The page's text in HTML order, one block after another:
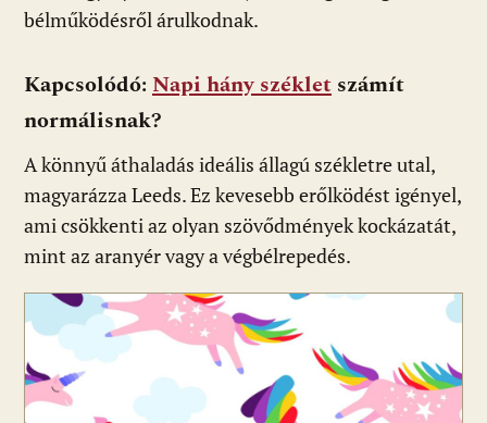
bélműködésről árulkodnak.
Kapcsolódó:Napi hány székletszámít
normálisnak?
A könnyű áthaladás ideális állagú székletre utal,
magyarázza Leeds. Ez kevesebb erőlködést igényel,
ami csökkenti az olyan szövődmények kockázatát,
mint az aranyér vagy a végbélrepedés.